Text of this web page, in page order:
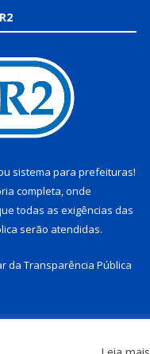
sistema para prefeituras!
completa, onde
todas as exigências das
serão atendidas.
da Transparência Pública
Acessar Webmail